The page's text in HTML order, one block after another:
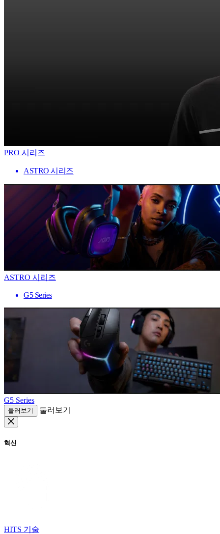
PRO 시리즈
ASTRO 시리즈
ASTRO 시리즈
G5 Series
G5 Series
둘러보기 둘러보기
혁신
HITS 기술